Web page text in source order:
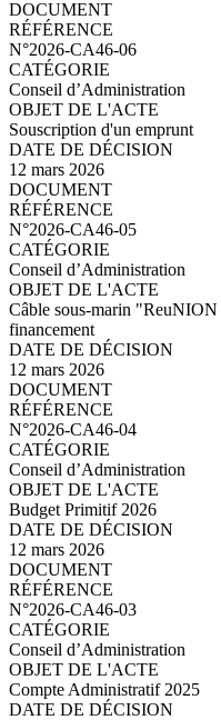
N°2026-CA46-06
Conseil d’Administration
Souscription d'un emprunt
12 mars 2026
N°2026-CA46-05
Conseil d’Administration
Câble sous-marin
financement
12 mars 2026
N°2026-CA46-04
Conseil d’Administration
Budget Primitif 2026
12 mars 2026
N°2026-CA46-03
Conseil d’Administration
Compte Administratif 2025